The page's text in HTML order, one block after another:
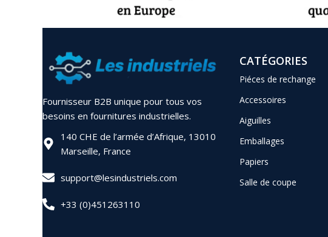
Fournisseur B2B unique pour tous vos
besoins en fournitures industrielles.
140 CHE de l’armée d’Afrique, 13010
Marseille, France
support@lesindustriels.com
+33 (0)451263110
CATÉGORIES
Piéces de rechange
Accessoires
Aiguilles
Emballages
Papiers
Salle de coupe